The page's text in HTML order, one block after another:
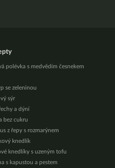
polévka s medvědím česnekem
se zeleninou
sýr
a dýní
bez cukru
z řepy s rozmarýnem
knedlík
knedlíky s uzeným tofu
s kapustou a pestem